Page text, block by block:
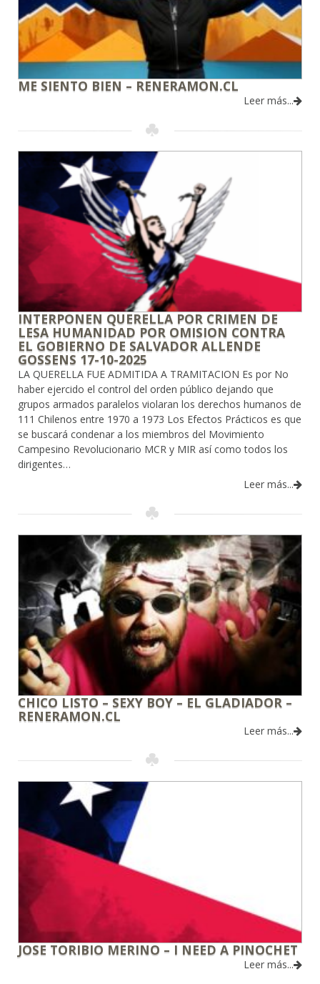
ME SIENTO BIEN – RENERAMON.CL
Leer más...
INTERPONEN QUERELLA POR CRIMEN DE
LESA HUMANIDAD POR OMISION CONTRA
EL GOBIERNO DE SALVADOR ALLENDE
GOSSENS 17-10-2025
LA QUERELLA FUE ADMITIDA A TRAMITACION Es por No
haber ejercido el control del orden público dejando que
grupos armados paralelos violaran los derechos humanos de
111 Chilenos entre 1970 a 1973 Los Efectos Prácticos es que
se buscará condenar a los miembros del Movimiento
Campesino Revolucionario MCR y MIR así como todos los
dirigentes…
Leer más...
CHICO LISTO – SEXY BOY – EL GLADIADOR –
RENERAMON.CL
Leer más...
JOSE TORIBIO MERINO – I NEED A PINOCHET
Leer más...